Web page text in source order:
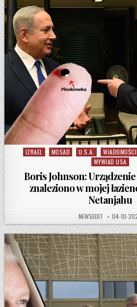
Posted in
IZRAEL MOSAD U.S.A. WIADOMOŚCI
WYWIAD USA
Boris Johnson:
znaleziono w mojej
Netanjahu
AUTHOR:
NEWSEDIT 04-10-